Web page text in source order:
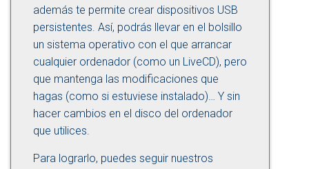
además te permite crear dispositivos USB
persistentes. Así, podrás llevar en el bolsillo
un sistema operativo con el que arrancar
cualquier ordenador (como un LiveCD), pero
que mantenga las modificaciones que
hagas (como si estuviese instalado)… Y sin
hacer cambios en el disco del ordenador
que utilices.
Para lograrlo, puedes seguir nuestros